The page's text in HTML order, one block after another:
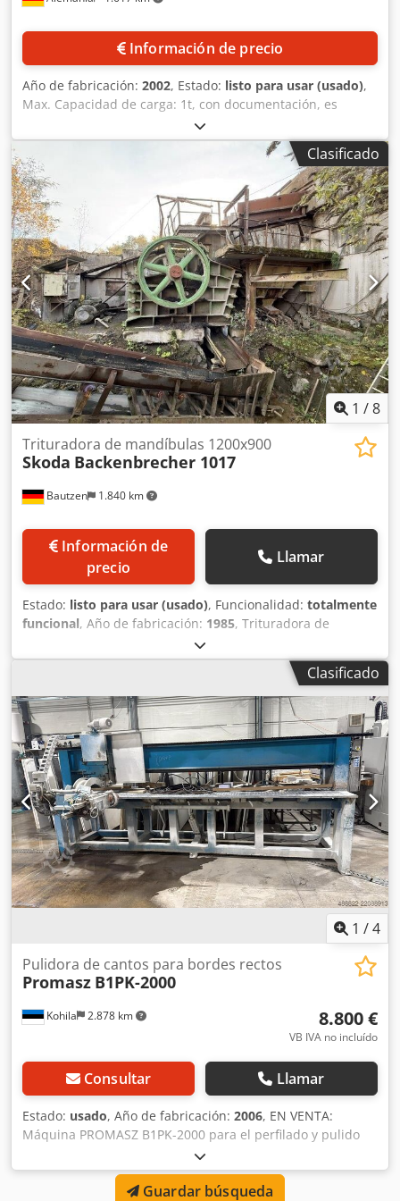
Información de precio
Año de fabricación: 2002, Estado: listo para usar (usado),
Max. Capacidad de carga: 1t, con documentación, es
posible la inspección in situ. Dkedsrkn Uzjpfx Al Ner
Clasificado
1 /8
Bautzen 1.840 km
Trituradora de mandíbulas 1200x900
Skoda Backenbrecher 1017
Información de
precio
Llamar
Estado: listo para usar (usado), Funcionalidad: totalmente
funcional, Año de fabricación: 1985, Trituradora de
mandíbulas usada Fabricante: Skoda Dkedpfxeyluqye Al
Ner Tipo: 1017 / 1200 x 900 Tamaño de entrada: 1000 x 700
mm Tamaño de salida: 130-250 mm Motor eléctrico: 130
kW Tolva de alimentación Cinta transportadora con tolva
de transferencia
Clasificado
1 /4
Kohila 2.878 km
Pulidora de cantos para bordes rectos
Promasz B1PK-2000
8.800 €
VB IVA no incluído
Consultar Llamar
Estado: usado, Año de fabricación: 2006, EN VENTA:
Máquina PROMASZ B1PK-2000 para el perfilado y pulido
de bordes Dkedpfszcdhvox Al Njr Máquina PROMASZ
B1PK-2000 para el perfilado y pulido de bordes de piedra,
en perfecto estado de funcionamiento. La máquina se ha
Guardar búsqueda